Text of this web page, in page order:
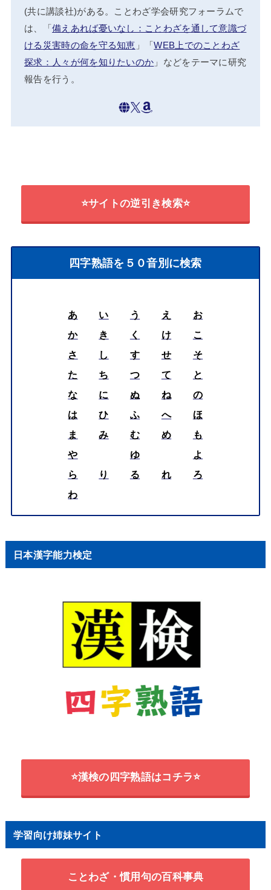
(共に講談社)がある。ことわざ学会研究フォーラムで
は、「備えあれば憂いなし：ことわざを通して意識づ
ける災害時の命を守る知恵 」「WEB上でのことわざ
探求：人々が何を知りたいのか 」などをテーマに研究
報告を行う。
⭐サイトの逆引き検索⭐
四字熟語を５０音別に検索
あ い う え
お
か
き く け
こ
さ
し す せ
そ
た
ち つ て
と
な
に ぬ ね
の
は
ひ ふ へ
ほ
ま
み む め
も
や
ゆ
よ
ら
り る れ
ろ
わ
日本漢字能力検定
⭐漢検の四字熟語はコチラ⭐
学習向け姉妹サイト
ことわざ・慣用句の百科事典